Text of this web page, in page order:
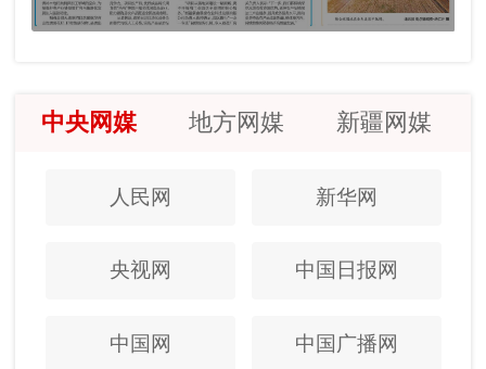
中央网媒 地方网媒 新疆网媒
人民网 新华网
央视网 中国日报网
中国网 中国广播网